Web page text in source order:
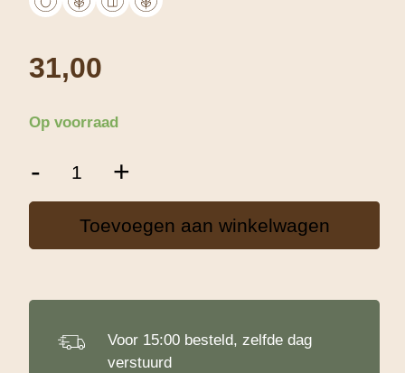
31,00
Op voorraad
-
Cookie-
Vanille
5
+
Toevoegen aan winkelwagen
Voor 15:00 besteld, zelfde dag
verstuurd